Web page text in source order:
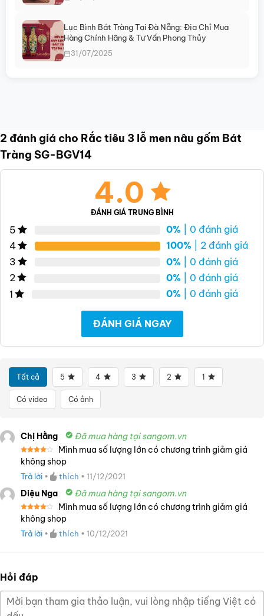
Lục Bình Bát Tràng Tại Đà Nẵng: Địa Chỉ Mua
Hàng Chính Hãng & Tư Vấn Phong Thủy
31/07/2025
2 đánh giá cho Rắc tiêu 3 lỗ men nâu gốm Bát
Tràng SG-BGV14
4.0
ĐÁNH GIÁ TRUNG BÌNH
5 0% | 0 đánh giá
4
100% | 2 đánh giá
3
0% | 0 đánh giá
2
0% | 0 đánh giá
1
0% | 0 đánh giá
ĐÁNH GIÁ NGAY
Tất cả 5 4 3 2 1
Có video Có ảnh
Chị Hằng Đã mua hàng tại sangom.vn
Được
xếp
hạng4
5 sao
Mình mua số lượng lớn có chương trình giảm giá
không shop
Trả lời • thích • 11/12/2021
Diệu Nga Đã mua hàng tại sangom.vn
Được
xếp
hạng4
5 sao
Mình mua số lượng lớn có chương trình giảm giá
không shop
Trả lời • thích • 10/12/2021
Hỏi đáp